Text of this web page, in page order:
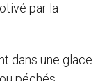
par la
dans une glace